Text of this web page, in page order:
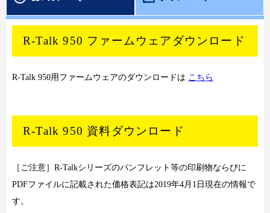
R-Talk 950 ファームウェアダウンロード
R-Talk 950用ファームウェアのダウンロードは こちら
R-Talk 950 資料ダウンロード
［ご注意］R-Talkシリーズのパンフレット等の印刷物ならびに
PDFファイルに記載された価格表記は2019年4月1日現在の情報で
す。